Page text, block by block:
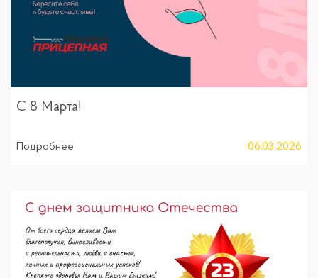
С 8 Марта!
Подробнее 06.03.2026